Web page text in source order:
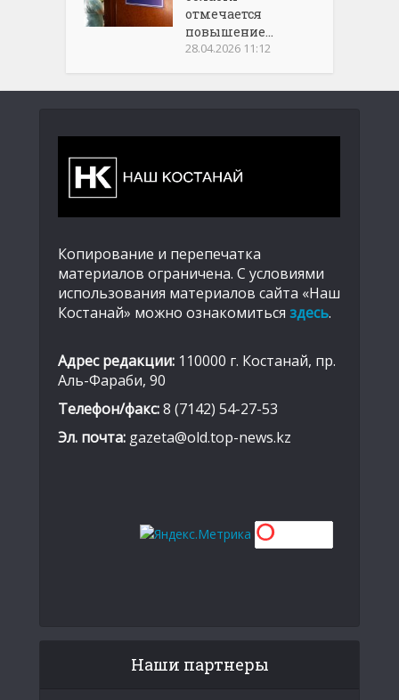
отмечается
повышение...
28.04.2026 11:12
Копирование и перепечатка
материалов ограничена. С условиями
использования материалов сайта «Наш
Костанай» можно ознакомиться здесь.
Адрес редакции: 110000 г. Костанай, пр.
Аль-Фараби, 90
Телефон/факс:8 (7142) 54-27-53
Эл. почта: gazeta@old.top-news.kz
Наши партнеры